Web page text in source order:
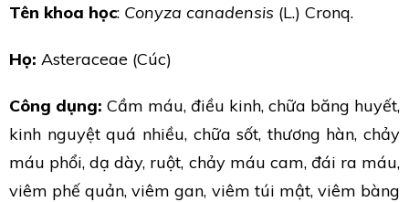
Tên khoa học: Conyza canadensis (L.) Cronq.
Họ: Asteraceae (Cúc)
Công dụng: Cầm máu, điều kinh, chữa băng huyết,
kinh nguyệt quá nhiều, chữa sốt, thương hàn, chảy
máu phổi, dạ dày, ruột, chảy máu cam, đái ra máu,
viêm phế quản, viêm gan, viêm túi mật, viêm bàng